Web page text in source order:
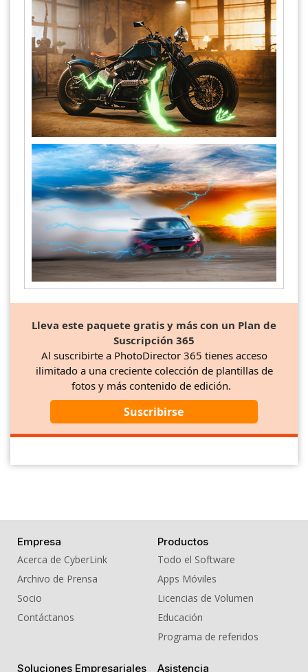
Lleva este paquete gratis y más con un Plan de
Suscripción 365
Al suscribirte a PhotoDirector 365 tienes acceso
ilimitado a una creciente colección de plantillas de
fotos y más contenido de edición.
Suscribirse
Empresa
Acerca de CyberLink
Archivo de Prensa
Socio
Contáctanos
Productos
Todo el Software
Apps Móviles
Licencias de Volumen
Educación
Programa de referidos
Soluciones Empresariales Asistencia